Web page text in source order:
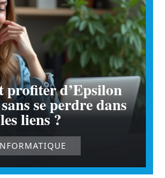
profiter d’Epsilon
se perdre dans
les liens ?